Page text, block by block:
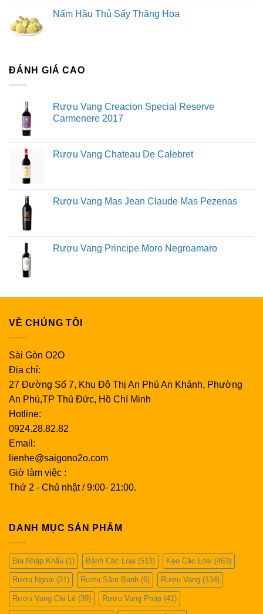
Nấm Hầu Thủ Sấy Thăng Hoa
ĐÁNH GIÁ CAO
Rượu Vang Creacion Special Reserve
Carmenere 2017
Rượu Vang Chateau De Calebret
Rượu Vang Mas Jean Claude Mas Pezenas
Rượu Vang Principe Moro Negroamaro
VỀ CHÚNG TÔI
Sài Gòn O2O
Địa chỉ:
27 Đường Số 7, Khu Đô Thị An Phú An Khánh, Phường
An Phú,TP Thủ Đức, Hồ Chí Minh
Hotline:
0924.28.82.82
Email:
lienhe@saigono2o.com
Giờ làm việc :
Thứ 2 - Chủ nhật / 9:00- 21:00.
DANH MỤC SẢN PHẨM
Bia Nhập Khẩu (1) Bánh Các Loại (513) Kẹo Các Loại (463)
Rượu Ngoại (31) Rượu Sâm Banh (6) Rượu Vang (134)
Rượu Vang Chi Lê (39) Rượu Vang Pháp (41)